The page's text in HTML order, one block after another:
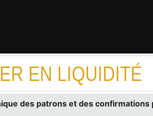
EN LIQUIDITÉ
des patrons et des